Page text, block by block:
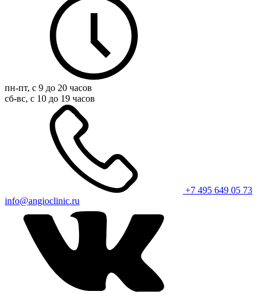
пн-пт, с 9 до 20 часов
сб-вс, с 10 до 19 часов
+7 495 649 05 73
info@angioclinic.ru